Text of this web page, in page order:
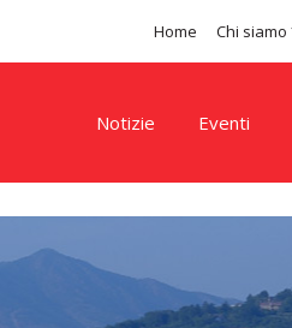
Home Chi siamo
Notizie Eventi